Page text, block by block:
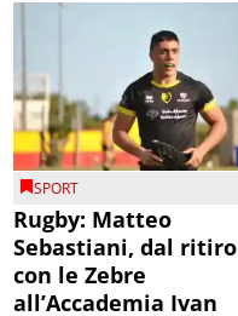
SPORT
Rugby: Matteo
Sebastiani, dal ritiro
con le Zebre
all’Accademia Ivan